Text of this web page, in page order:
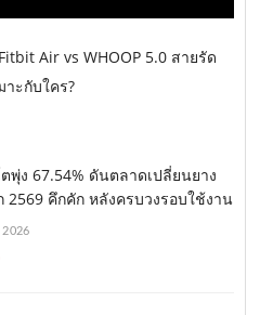
Air vs WHOOP 5.0 สายรัด
ะกับใคร?
ตพุ่ง 67.54% ดันตลาดเปลี่ยนยาง
2569 คึกคัก หลังครบวงรอบใช้งาน
2026